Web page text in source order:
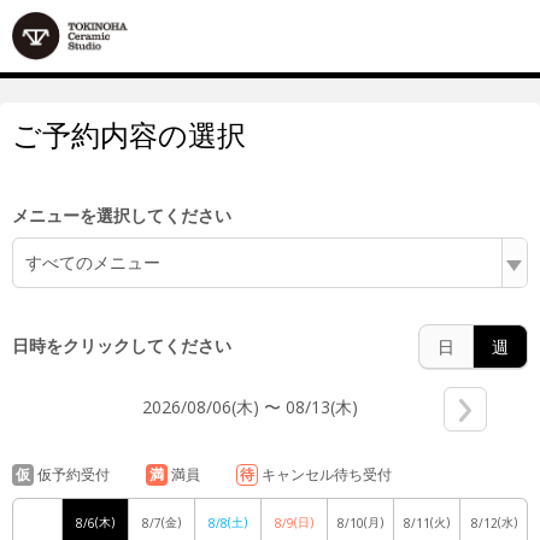
ご予約内容の選択
メニューを選択してください
すべてのメニュー
日時をクリックしてください 日 週
2026/08/06(木) 〜 08/13(木)
仮 仮予約受付 満 満員 待 キャンセル待ち受付
8/6(木) 8/7(金) 8/8(土) 8/9(日) 8/10(月) 8/11(火) 8/12(水)
6:00